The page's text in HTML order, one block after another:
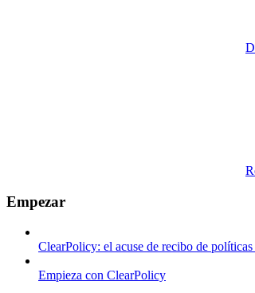
Empezar
ClearPolicy: el acuse de recibo de
Empieza con ClearPolicy